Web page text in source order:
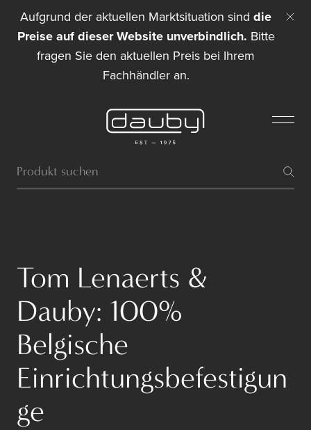
Aufgrund der aktuellen Marktsituation sind die
Preise auf dieser Website unverbindlich. Bitte
fragen Sie den aktuellen Preis bei Ihrem
Fachhändler an.
Tom Lenaerts &
Dauby: 100%
Belgische
Einrichtungsbefestigun
ge